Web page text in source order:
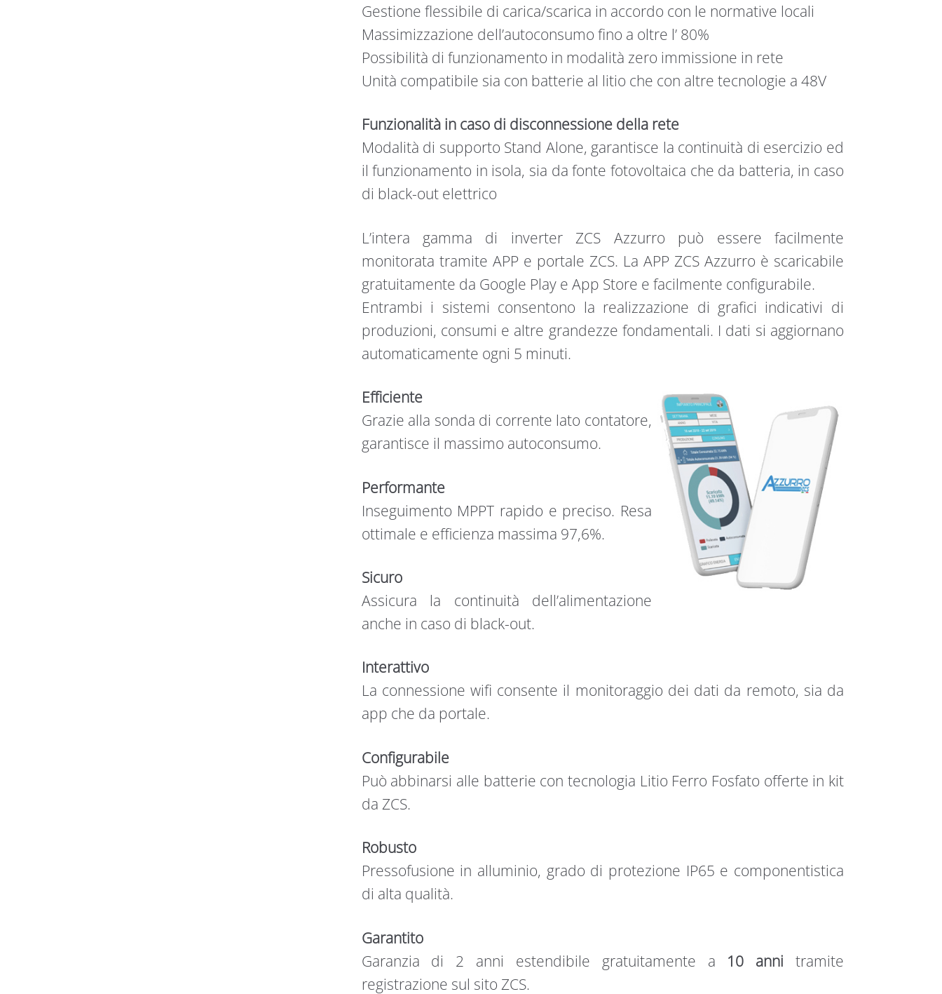
Gestione ﬂessibile di carica/scarica in accordo con le normative locali
Massimizzazione dell’autoconsumo ﬁno a oltre l’ 80%
Possibilità di funzionamento in modalità zero immissione in rete
Unità compatibile sia con batterie al litio che con altre tecnologie a 48V
Funzionalità in caso di disconnessione della rete
Modalità di supporto Stand Alone, garantisce la continuità di esercizio ed
il funzionamento in isola, sia da fonte fotovoltaica che da batteria, in caso
di black-out elettrico
L’intera gamma di inverter ZCS Azzurro può essere facilmente
monitorata tramite APP e portale ZCS. La APP ZCS Azzurro è scaricabile
gratuitamente da Google Play e App Store e facilmente configurabile.
Entrambi i sistemi consentono la realizzazione di grafici indicativi di
produzioni, consumi e altre grandezze fondamentali. I dati si aggiornano
automaticamente ogni 5 minuti.
Efficiente
Grazie alla sonda di corrente lato contatore,
garantisce il massimo autoconsumo.
Performante
Inseguimento MPPT rapido e preciso. Resa
ottimale e efficienza massima 97,6%.
Sicuro
Assicura la continuità dell’alimentazione
anche in caso di black-out.
Interattivo
La connessione wifi consente il monitoraggio dei dati da remoto, sia da
app che da portale.
Configurabile
Può abbinarsi alle batterie con tecnologia Litio Ferro Fosfato offerte in kit
da ZCS.
Robusto
Pressofusione in alluminio, grado di protezione IP65 e componentistica
di alta qualità.
Garantito
Garanzia di 2 anni estendibile gratuitamente a 10 anni tramite
registrazione sul sito ZCS.